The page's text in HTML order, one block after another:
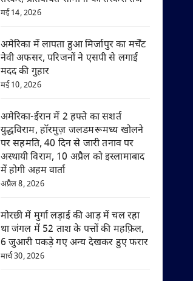
मई 14, 2026
अमेरिका में लापता हुआ मिर्जापुर का मर्चेंट
नेवी अफसर, परिजनों ने एसपी से लगाई
मदद की गुहार
मई 10, 2026
अमेरिका-ईरान में 2 हफ्ते का सशर्त
युद्धविराम, हॉरमुज़ जलडमरूमध्य खोलने
पर सहमति, 40 दिन से जारी तनाव पर
अस्थायी विराम, 10 अप्रैल को इस्लामाबाद
में होगी अहम वार्ता
अप्रैल 8, 2026
मोरछी में मुर्गा लड़ाई की आड़ में चल रहा
था जंगल में 52 ताश के पत्तों की महफ़िल,
6 जुआरी पकड़े गए अन्य देखकर हुए फरार
मार्च 30, 2026